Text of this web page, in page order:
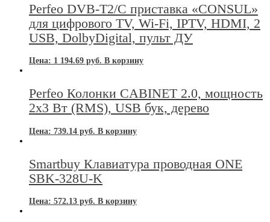
Perfeo DVB-T2/C приставка «CONSUL»
для цифрового TV, Wi-Fi, IPTV, HDMI, 2
USB, DolbyDigital, пульт ДУ
Цена: 1 194.69 руб. В корзину
Perfeo Колонки CABINET 2.0, мощность
2х3 Вт (RMS), USB бук, дерево
Цена: 739.14 руб. В корзину
Smartbuy Клавиатура проводная ONE
SBK-328U-K
Цена: 572.13 руб. В корзину